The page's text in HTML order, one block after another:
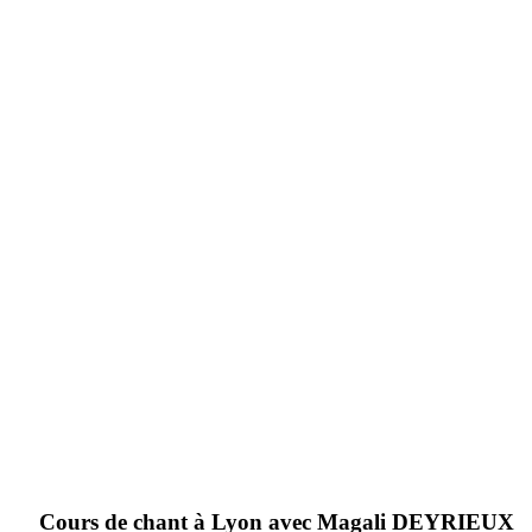
Cours de chant à Lyon avec Magali DEYRIEUX